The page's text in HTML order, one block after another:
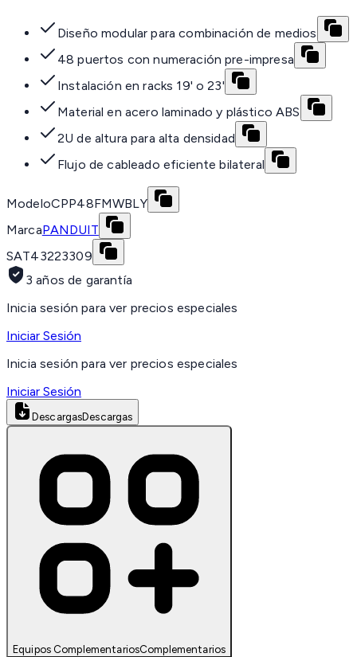
Diseño modular para combinación de medios
48 puertos con numeración pre-impresa
Instalación en racks 19' o 23'
Material en acero laminado y plástico ABS
2U de altura para alta densidad
Flujo de cableado eficiente bilateral
ModeloCPP48FMWBLY
MarcaPANDUIT
SAT43223309
3 años de garantía
Inicia sesión para ver precios especiales
Iniciar Sesión
Inicia sesión para ver precios especiales
Iniciar Sesión
DescargasDescargas
Equipos ComplementariosComplementarios